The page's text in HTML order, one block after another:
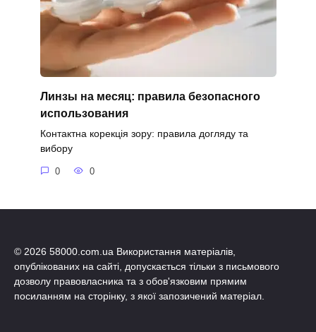
Линзы на месяц: правила безопасного
использования
Контактна корекція зору: правила догляду та
вибору
0 0
© 2026 58000.com.ua Використання матеріалів,
опублікованих на сайті, допускається тільки з письмового
дозволу правовласника та з обов'язковим прямим
посиланням на сторінку, з якої запозичений матеріал.